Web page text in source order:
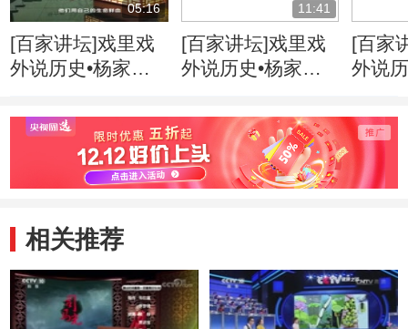
05:16
[百家讲坛]戏里戏
外说历史•杨家将
11:41
[百家讲坛]戏里戏
外说历史•杨家将
[百家
外说
相关推荐